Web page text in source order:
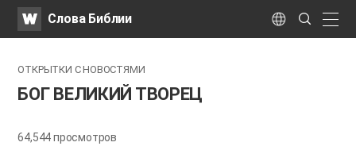
WATVСлова Библии Language
Search
Submit
ОТКРЫТКИ С НОВОСТЯМИ
БОГ ВЕЛИКИЙ ТВОРЕЦ
64,544просмотров